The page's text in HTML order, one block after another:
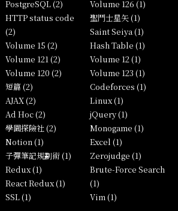
PostgreSQL (2)
HTTP status code
(2)
Volume 15 (2)
Volume 121 (2)
Volume 120 (2)
短篇 (2)
AJAX (2)
Ad Hoc (2)
學園探險社 (2)
Notion (1)
子彈筆記規劃術 (1)
Redux (1)
React Redux (1)
SSL (1)
Volume 126 (1)
聖鬥士星矢 (1)
Saint Seiya (1)
Hash Table (1)
Volume 12 (1)
Volume 123 (1)
Codeforces (1)
Linux (1)
jQuery (1)
Monogame (1)
Excel (1)
Zerojudge (1)
Brute-Force Search
(1)
Vim (1)